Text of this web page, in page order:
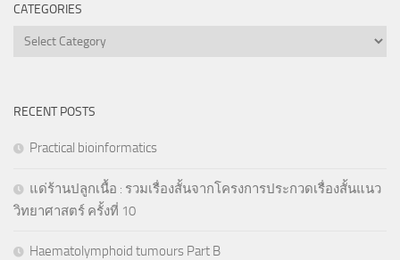
CATEGORIES
Categories
RECENT POSTS
Practical bioinformatics
แด่ร้านปลูกเนื้อ : รวมเรื่องสั้นจากโครงการประกวดเรื่องสั้นแนว
วิทยาศาสตร์ ครั้งที่ 10
Haematolymphoid tumours Part B